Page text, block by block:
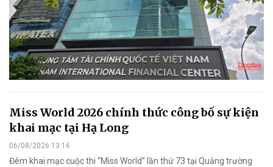
Miss World 2026 chính thức công bố sự kiện
khai mạc tại Hạ Long
06/08/2026 13:16
Đêm khai mạc cuộc thi “Miss World” lần thứ 73 tại Quảng trường